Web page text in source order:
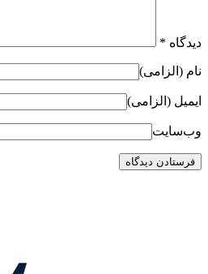
دیدگاه *
نام (الزامی)
ایمیل (الزامی)
وب‌سایت